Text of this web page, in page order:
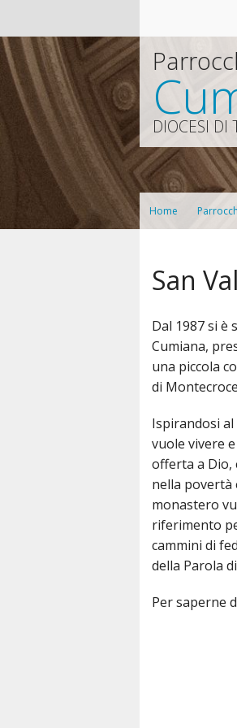
DIOCESI DI
Home
S.
S.
Il
Unità
San
Dal 1987 si
Cumiana,
una piccola
di
Ispirandosi
vuole vivere
offerta a Dio,
nella povertà
monastero
riferimento
cammini di
della Parola
Per saperne